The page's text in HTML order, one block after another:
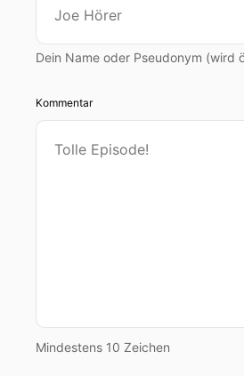
Dein Name oder Pseudonym (wird
Kommentar
Mindestens 10 Zeichen